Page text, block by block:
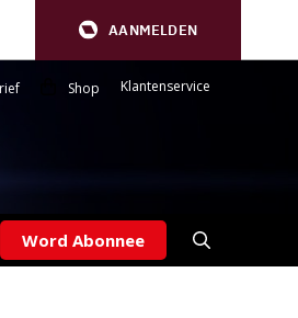
AANMELDEN
Shop Klantenservice
Word Abonnee